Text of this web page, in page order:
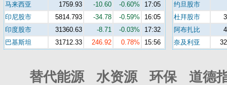
马来西亚
1759.93 -10.60 -0.60%
17:05
印尼股市
5814.793 -34.78 -0.59%
16:05
印度股市
31360.63 -8.71 -0.03%
17:32
巴基斯坦
31712.33 246.92 0.78% 15:56
约旦股市
杜拜股市
阿布扎比
奈及利亚
替代能源 水资源 环保 道德